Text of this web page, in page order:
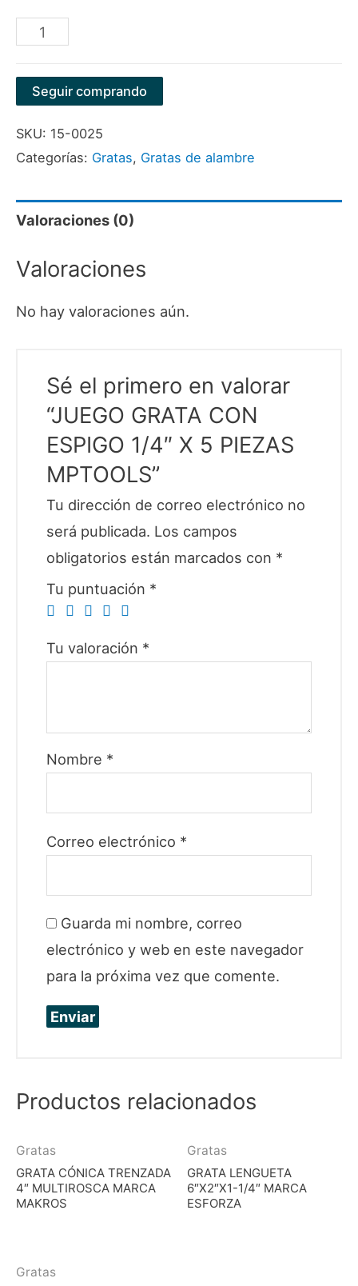
JUEGO
CON
ESPIGO
1/4"
X
PIEZAS
cantidad
Seguir comprando
SKU: 15-0025
Categorías: Gratas, Gratas de alambre
Valoraciones (0)
Valoraciones
No hay valoraciones aún.
Sé el primero en valorar
“JUEGO GRATA CON
ESPIGO 1/4″ X 5 PIEZAS
MPTOOLS”
Tu dirección de correo electrónico no
será publicada. Los campos
obligatorios están marcados con *
Tu puntuación *
Tu valoración *
Nombre *
Correo electrónico *
Guarda mi nombre, correo
electrónico y web en este navegador
para la próxima vez que comente.
Productos relacionados
Gratas
GRATA CÓNICA TRENZADA
4″ MULTIROSCA MARCA
MAKROS
Gratas
GRATA LENGUETA
6″X2″X1-1/4″ MARCA
ESFORZA
Gratas